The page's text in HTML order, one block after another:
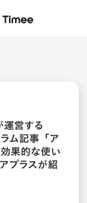
営する
ム記事「ア
果的な使い
プラスが紹